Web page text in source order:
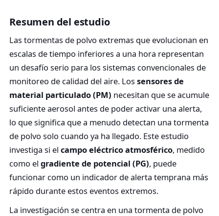
Resumen del estudio
Las tormentas de polvo extremas que evolucionan en
escalas de tiempo inferiores a una hora representan
un desafío serio para los sistemas convencionales de
monitoreo de calidad del aire. Lossensores de
material particulado (PM) necesitan que se acumule
suficiente aerosol antes de poder activar una alerta,
lo que significa que a menudo detectan una tormenta
de polvo solo cuando ya ha llegado. Este estudio
investiga si elcampo eléctrico atmosférico, medido
como elgradiente de potencial (PG), puede
funcionar como un indicador de alerta temprana más
rápido durante estos eventos extremos.
La investigación se centra en una tormenta de polvo